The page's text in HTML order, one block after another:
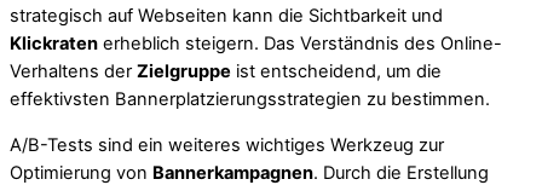
strategisch auf Webseiten kann die Sichtbarkeit und
Klickraten erheblich steigern. Das Verständnis des Online-
Verhaltens der Zielgruppe ist entscheidend, um die
effektivsten Bannerplatzierungsstrategien zu bestimmen.
A/B-Tests sind ein weiteres wichtiges Werkzeug zur
Optimierung von Bannerkampagnen. Durch die Erstellung